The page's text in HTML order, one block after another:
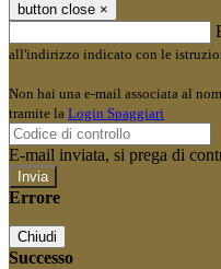
button close ×
all'indirizzo indicato con le
Non hai una e-mail associata al
tramite la Login Spaggiari
E-mail inviata, si prega di
Errore
Chiudi
Successo